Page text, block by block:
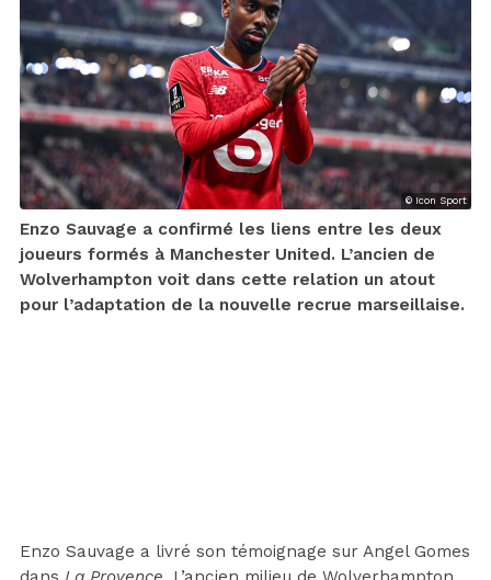
© Icon Sport
Enzo Sauvage a confirmé les liens entre les deux
joueurs formés à Manchester United. L’ancien de
Wolverhampton voit dans cette relation un atout
pour l’adaptation de la nouvelle recrue marseillaise.
Enzo Sauvage a livré son témoignage sur Angel Gomes